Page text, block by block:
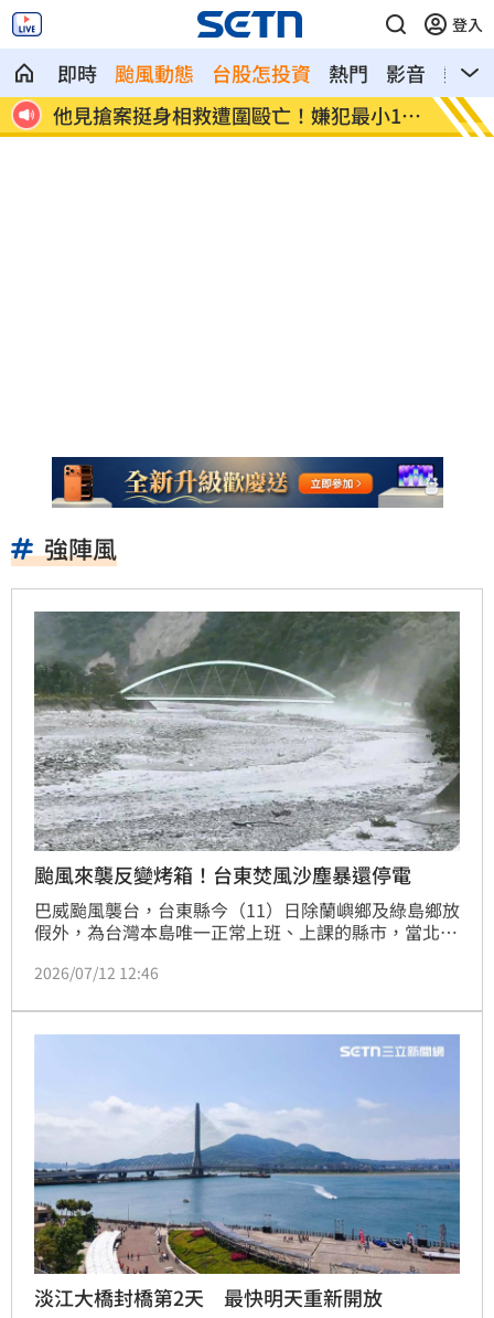
登入
即時 颱風動態 台股怎投資 熱門 影音
熱搜
12
扣款人數狂增4成 國泰小龍基金布局曝光
車是
費
強陣風
颱風來襲反變烤箱！台東焚風沙塵暴還停電
巴威颱風襲台，台東縣今（11）日除蘭嶼鄉及綠島鄉放
假外，為台灣本島唯一正常上班、上課的縣市，當北台
外圍環流沉降作用，反而飽受「焚風」肆虐。台東氣象
卑南溪與太麻里溪河床更颳起陣陣漫天沙塵，金峰鄉嘉
蘭村更疑似因強風吹襲導致部分住戶突發停電，台電緊
2026/07/12 12:46
淡江大橋封橋第2天 最快明天重新開放